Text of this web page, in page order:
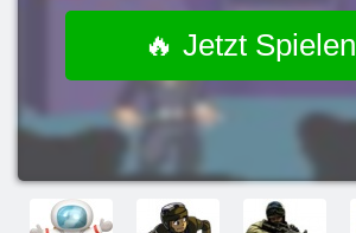
🔥 Jetzt Spielen